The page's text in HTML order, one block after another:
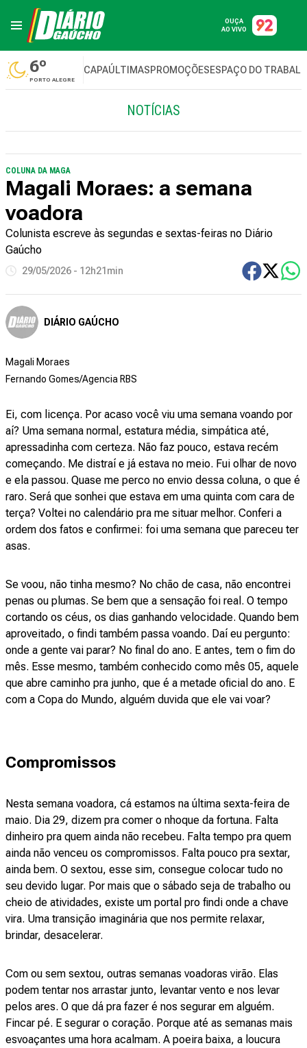
OUÇA
AO VIVO
6º
PORTO ALEGRE
CAPAÚLTIMASPROMOÇÕESESPAÇO DO
NOTÍCIAS
COLUNA DA MAGA
Magali Moraes: a semana
voadora
Colunista escreve às segundas e sextas-feiras no Diário
Gaúcho
29/05/2026 - 12h21min
DIÁRIO GAÚCHO
Magali Moraes
Fernando Gomes/Agencia RBS
Ei, com licença. Por acaso você viu uma semana voando por
aí? Uma semana normal, estatura média, simpática até,
apressadinha com certeza. Não faz pouco, estava recém
começando. Me distraí e já estava no meio. Fui olhar de novo
e ela passou. Quase me perco no envio dessa coluna, o que é
raro. Será que sonhei que estava em uma quinta com cara de
terça? Voltei no calendário pra me situar melhor. Conferi a
ordem dos fatos e confirmei: foi uma semana que pareceu ter
asas.
Se voou, não tinha mesmo? No chão de casa, não encontrei
penas ou plumas. Se bem que a sensação foi real. O tempo
cortando os céus, os dias ganhando velocidade. Quando bem
aproveitado, o findi também passa voando. Daí eu pergunto:
onde a gente vai parar? No final do ano. E antes, tem o fim do
mês. Esse mesmo, também conhecido como mês 05, aquele
que abre caminho pra junho, que é a metade oficial do ano. E
com a Copa do Mundo, alguém duvida que ele vai voar?
Compromissos
Nesta semana voadora, cá estamos na última sexta-feira de
maio. Dia 29, dizem pra comer o nhoque da fortuna. Falta
dinheiro pra quem ainda não recebeu. Falta tempo pra quem
ainda não venceu os compromissos. Falta pouco pra sextar,
ainda bem. O sextou, esse sim, consegue colocar tudo no
seu devido lugar. Por mais que o sábado seja de trabalho ou
cheio de atividades, existe um portal pro findi onde a chave
vira. Uma transição imaginária que nos permite relaxar,
brindar, desacelerar.
Com ou sem sextou, outras semanas voadoras virão. Elas
podem tentar nos arrastar junto, levantar vento e nos levar
pelos ares. O que dá pra fazer é nos segurar em alguém.
Fincar pé. E segurar o coração. Porque até as semanas mais
esvoaçantes uma hora acalmam. A poeira baixa, a loucura